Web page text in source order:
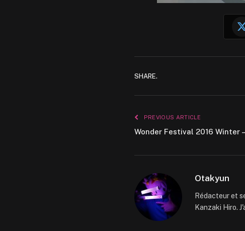
SHARE.
PREVIOUS ARTICLE
Wonder Festival 2016 Winter
Otakyun
Rédacteur et
Kanzaki Hiro.